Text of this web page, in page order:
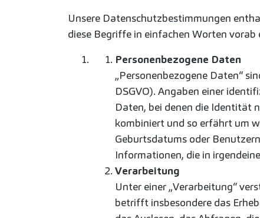
Unsere Datenschutzbestimmungen
diese Begriffe in einfachen Worten vorab
Personenbezogene Daten
„Personenbezogene Daten“
DSGVO). Angaben einer
Daten, bei denen die Identität
kombiniert und so erfährt um
Geburtsdatums oder
Informationen, die in
Verarbeitung
Unter einer „Verarbeitung“
betrifft insbesondere das